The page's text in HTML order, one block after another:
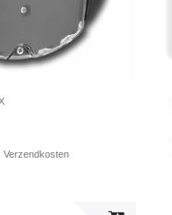
Verzendkosten